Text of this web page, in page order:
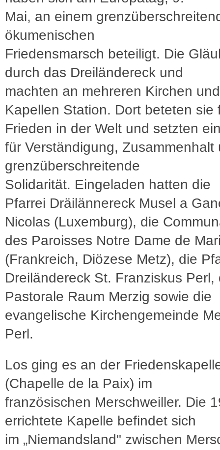
Mai, an einem
ökumenischen
Friedensmarsch beteiligt. Die
durch das Dreiländereck und
machten an mehreren Kirchen und
Kapellen Station. Dort beteten sie
Frieden in der Welt und setzten
für Verständigung, Zusammenhalt
grenzüberschreitende
Solidarität. Eingeladen hatten die
Pfarrei Dräilännereck Musel a
Nicolas (Luxemburg), die
des Paroisses Notre Dame de
(Frankreich, Diözese Metz), die
Dreiländereck St. Franziskus Perl,
Pastorale Raum Merzig sowie die
evangelische Kirchengemeinde
Perl.
Los ging es an der
(Chapelle de la Paix) im
französischen Merschweiller. Die
errichtete Kapelle befindet sich
im „Niemandsland" zwischen